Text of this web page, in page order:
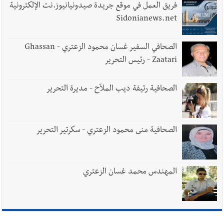
فريق العمل في موقع جريدة صيدونيانيوز.نت الإلكترونية
Sidonianews.net
الصحافي السفير غسان محمود الزعتري - Ghassan
Zaatari - رئيس التحرير
الصحافية رئيفة ديب الملاّح - مديرة التحرير
الصحافية منى محمود الزعتري - سكرتير التحرير
المهندس محمد غسان الزعتري